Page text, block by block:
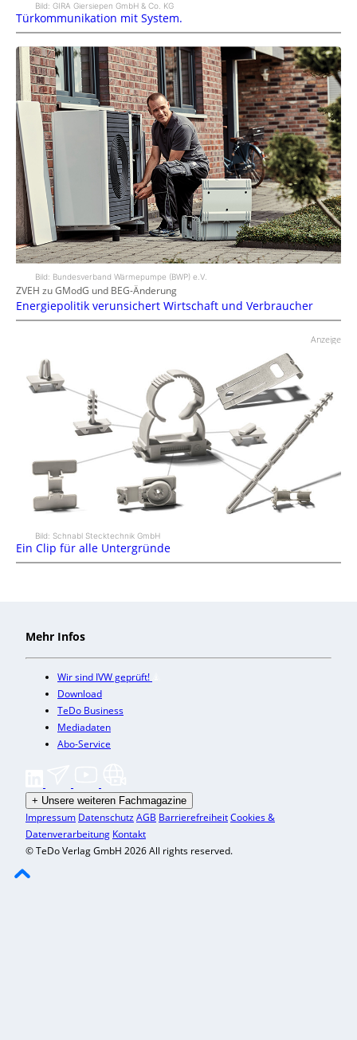
Bild: GIRA Giersiepen GmbH & Co. KG
Türkommunikation mit System.
Bild: Bundesverband Wärmepumpe (BWP) e.V.
ZVEH zu GModG und BEG-Änderung
Energiepolitik verunsichert Wirtschaft und Verbraucher
Anzeige
Bild: Schnabl Stecktechnik GmbH
Ein Clip für alle Untergründe
Mehr Infos
Wir sind IVW geprüft!
Download
TeDo Business
Mediadaten
Abo-Service
+ Unsere weiteren Fachmagazine
Impressum DatenschutzAGB BarrierefreiheitCookies &
Datenverarbeitung Kontakt
© TeDo Verlag GmbH 2026 All rights reserved.